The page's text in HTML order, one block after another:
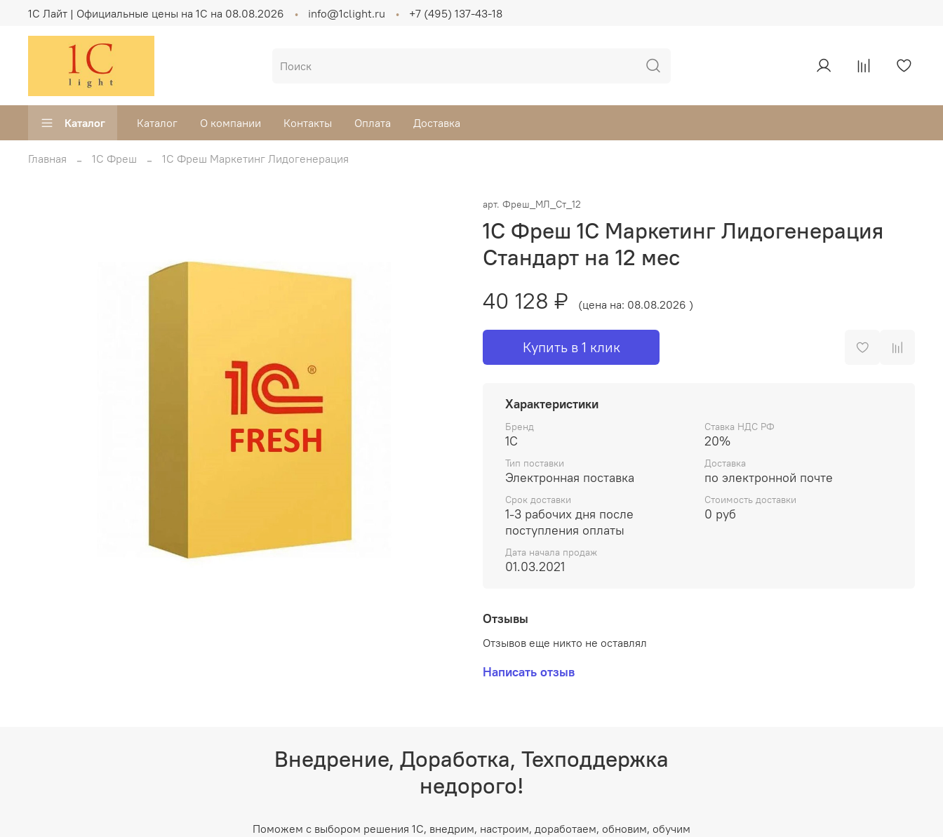
1C Лайт | Официальные цены на 1С на 08.08.2026 info@1clight.ru +7 (495) 137-43-18
Каталог Каталог О компании Контакты Оплата Доставка
Главная 1С Фреш 1С Фреш Маркетинг Лидогенерация
арт. Фреш_МЛ_Ст_12
1С Фреш 1С Маркетинг Лидогенерация
Стандарт на 12 мес
40 128 ₽
(цена на: 08.08.2026 )
Купить в 1 клик
Характеристики
Бренд
1С
Ставка НДС РФ
20%
Тип поставки
Электронная поставка
Доставка
по электронной почте
Срок доставки
1-3 рабочих дня после
поступления оплаты
Стоимость доставки
0 руб
Дата начала продаж
01.03.2021
Отзывы
Отзывов еще никто не оставлял
Написать отзыв
Внедрение, Доработка, Техподдержка
недорого!
Поможем с выбором решения 1С, внедрим, настроим, доработаем, обновим, обучим